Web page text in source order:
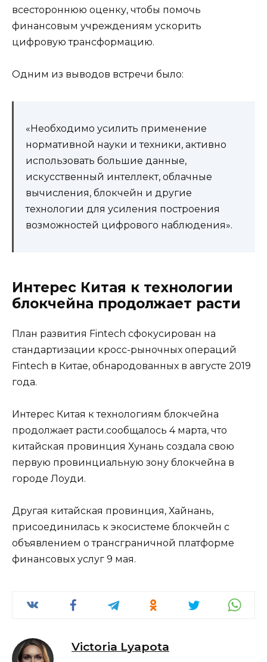
всестороннюю оценку, чтобы помочь
финансовым учреждениям ускорить
цифровую трансформацию.
Одним из выводов встречи было:
«Необходимо усилить применение
нормативной науки и техники, активно
использовать большие данные,
искусственный интеллект, облачные
вычисления, блокчейн и другие
технологии для усиления построения
возможностей цифрового наблюдения».
Интерес Китая к технологии
блокчейна продолжает расти
План развития Fintech сфокусирован на
стандартизации кросс-рыночных операций
Fintech в Китае, обнародованных в августе 2019
года.
Интерес Китая к технологиям блокчейна
продолжает расти.сообщалось 4 марта, что
китайская провинция Хунань создала свою
первую провинциальную зону блокчейна в
городе Лоуди.
Другая китайская провинция, Хайнань,
присоединилась к экосистеме блокчейн с
объявлением о трансграничной платформе
финансовых услуг 9 мая.
Victoria Lyapota